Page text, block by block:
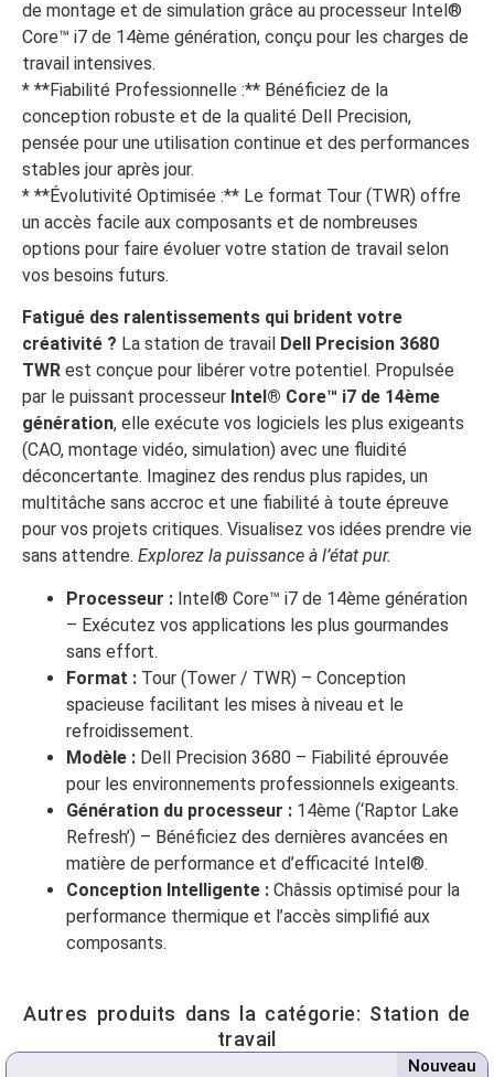
de montage et de simulation grâce au processeur Intel®
Core™ i7 de 14ème génération, conçu pour les charges de
travail intensives.
* **Fiabilité Professionnelle :** Bénéficiez de la
conception robuste et de la qualité Dell Precision,
pensée pour une utilisation continue et des performances
stables jour après jour.
* **Évolutivité Optimisée :** Le format Tour (TWR) offre
un accès facile aux composants et de nombreuses
options pour faire évoluer votre station de travail selon
vos besoins futurs.
Fatigué des ralentissements qui brident votre
créativité ? La station de travail Dell Precision 3680
TWR est conçue pour libérer votre potentiel. Propulsée
par le puissant processeur Intel® Core™ i7 de 14ème
génération, elle exécute vos logiciels les plus exigeants
(CAO, montage vidéo, simulation) avec une fluidité
déconcertante. Imaginez des rendus plus rapides, un
multitâche sans accroc et une fiabilité à toute épreuve
pour vos projets critiques. Visualisez vos idées prendre vie
sans attendre. Explorez la puissance à l’état pur.
Processeur : Intel® Core™ i7 de 14ème génération
– Exécutez vos applications les plus gourmandes
sans effort.
Format : Tour (Tower / TWR) – Conception
spacieuse facilitant les mises à niveau et le
refroidissement.
Modèle : Dell Precision 3680 – Fiabilité éprouvée
pour les environnements professionnels exigeants.
Génération du processeur : 14ème (‘Raptor Lake
Refresh’) – Bénéficiez des dernières avancées en
matière de performance et d’efficacité Intel®.
Conception Intelligente : Châssis optimisé pour la
performance thermique et l’accès simplifié aux
composants.
Autres produits dans la catégorie: Station de
travail
Nouveau